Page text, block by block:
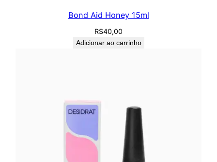
Bond Aid Honey 15ml
R$40,00
Adicionar ao carrinho